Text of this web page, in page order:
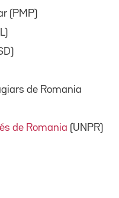
(PMP)
de Ro­mania
de Romania (UNPR)